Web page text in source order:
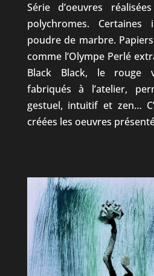
Série d’oeuvres
polychromes.
poudre de marbre.
comme l’Olympe Perlé
Black Black, le rouge
fabriqués à l’atelier,
gestuel, intuitif et zen…
créées les oeuvres